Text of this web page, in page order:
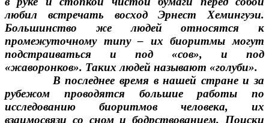
любил встречать восход Эрнест Хемингуэи.
Большинство же людей относятся к
промежуточному типу – их биоритмы могут
подстраиваться и под «сов», и под
«жаворонков». Таких людей называют «голуби».
В последнее время в нашей стране и за
рубежом проводятся большие работы по
исследованию биоритмов человека, их
взаимосвязи со сном и бодрствованием. Поиски